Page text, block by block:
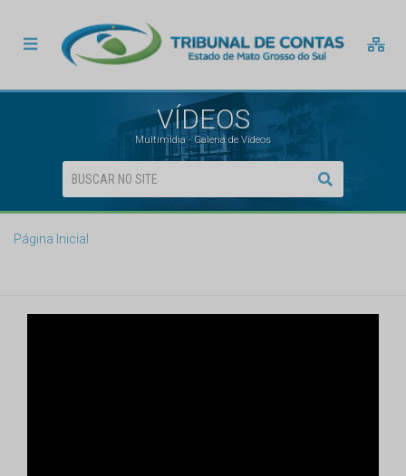
VÍDEOS
Multimídia - Galeria de Vídeos
Página Inicial